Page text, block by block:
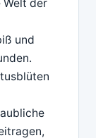
Welt der
und